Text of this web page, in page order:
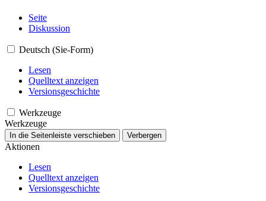
Seite
Diskussion
Deutsch (Sie-Form)
Lesen
Quelltext anzeigen
Versionsgeschichte
Werkzeuge
Werkzeuge
In die Seitenleiste verschieben Verbergen
Aktionen
Lesen
Quelltext anzeigen
Versionsgeschichte